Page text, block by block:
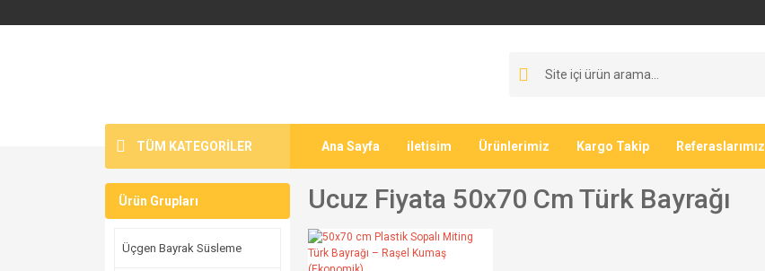
TÜM KATEGORİLER Ana Sayfa iletisim Ürünlerimiz Kargo Takip Referaslarımız
Ürün Grupları
Üçgen Bayrak Süsleme
Ucuz Fiyata 50x70 Cm Türk Bayrağı